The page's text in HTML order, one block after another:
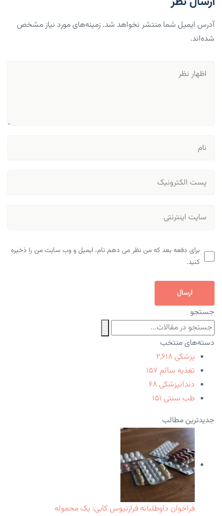
آدرس ایمیل شما منتشر نخواهد شد. زمینه‌های مورد نیاز مشخص
شده‌اند.
برای دفعه بعد که من نظر می دهم نام، ایمیل و وب سایت من را ذخیره
کنید.
ارسال
جستجو
دسته‌های منتخب
پزشکی ۲,۶۱۸
تغذیه سالم ۱۵۷
دندانپزشکی ۶۸
طب سنتی ۱۵۱
جدیدترین مطالب
فراخوان داوطلبانه فرازنیوس کابی: یک محموله